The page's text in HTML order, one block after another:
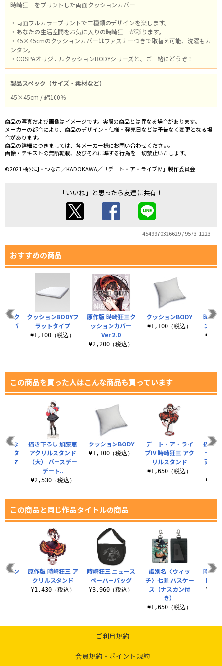
時崎狂三をプリントした両面クッションカバー
・両面フルカラープリントで二種類のデザインを楽します。
・あなたの生活空間をお気に入りの時崎狂三が彩ります。
・45×45cmのクッションカバーはファスナーつきで取替え可能、洗濯もカ
ンタン。
・COSPAオリジナルクッションBODYシリーズと、ご一緒にどうぞ！
製品スペック（サイズ・素材など）
45×45cm / 綿100％
商品の写真および画像はイメージです。実際の商品とは異なる場合があります。
メーカーの都合により、商品のデザイン・仕様・発売日などは予告なく変更となる場
合があります。
商品の詳細につきましては、各メーカー様にお問い合わせください。
画像・テキストの無断転載、及びそれに準ずる行為を一切禁止いたします。
©2021 橘公司・つなこ／KADOKAWA／「デート・ア・ライブⅣ」製作委員会
「いいね」と思ったら友達に共有！
4549970326629 / 9573-1223
おすすめの商品
原作版 時崎狂三ク
ッションカバー
Ver.2.0
¥2,200（税込）
クッションBODY
¥1,100（税込）
時崎
ンカ
三 ク
ー バ
クッションBODYフ
ラットタイプ
¥1,100（税込）
この商品を買った人はこんな商品も買っています
クッションBODY
¥1,100（税込）
デート・ア・ライ
ブIV 時崎狂三 アク
リルスタンド
¥1,650（税込）
描き
ー・
両面
はな
フタ
ーマ
描き下ろし 加藤恵
アクリルスタンド
（大） バースデー
デート..
¥2,530（税込）
この商品と同じ作品タイトルの商品
時崎狂三 ニュース
ペーパーバッグ
¥3,960（税込）
識別名〈ウィッ
チ〉七罪 パスケー
ス（ナスカン付
き）
¥1,650（税込）
時崎
ト刺
イン
原作版 時崎狂三 ア
クリルスタンド
¥1,430（税込）
ご利用規約
会員規約・ポイント規約